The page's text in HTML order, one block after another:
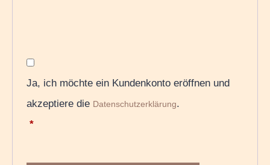
Ja, ich möchte ein Kundenkonto eröffnen und
akzeptiere die Datenschutzerklärung.
*